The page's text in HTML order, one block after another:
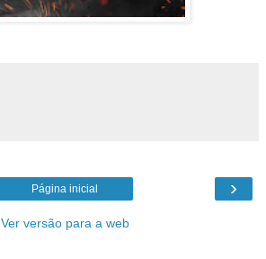
›
Página inicial
Ver versão para a web